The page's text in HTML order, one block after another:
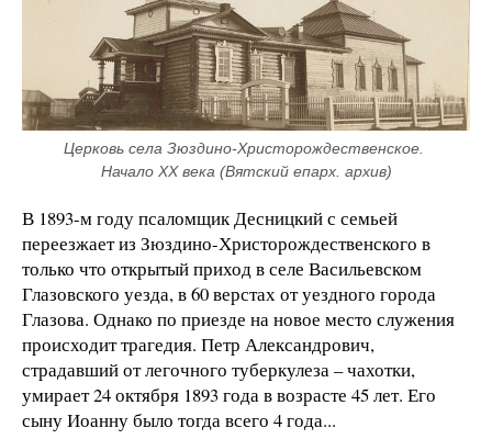
Церковь села Зюздино-Христорождественское.
Начало ХХ века (Вятский епарх. архив)
В 1893-м году псаломщик Десницкий с семьей
переезжает из Зюздино-Христорождественского в
только что открытый приход в селе Васильевском
Глазовского уезда, в 60 верстах от уездного города
Глазова. Однако по приезде на новое место служения
происходит трагедия. Петр Александрович,
страдавший от легочного туберкулеза – чахотки,
умирает 24 октября 1893 года в возрасте 45 лет. Его
сыну Иоанну было тогда всего 4 года...